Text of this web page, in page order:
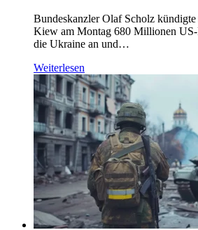
Bundeskanzler Olaf Scholz
Kiew am Montag 680 Millionen
die Ukraine an und…
Weiterlesen